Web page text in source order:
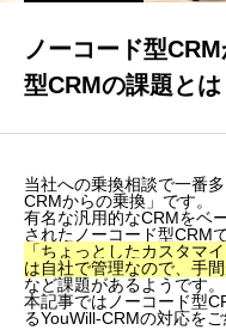
ノーコード型
型CRMの課題とは
当社への乗換相談で一番
CRMからの乗換」です。
有名な汎用的なCRMをベ
されたノーコード型CRMで
「ちょっとしたカスタマ
は自社で管理なので、手間
など課題があるようです。
本記事ではノーコード型
るYouWill-CRMの対応をご